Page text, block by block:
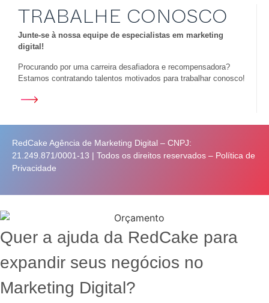
TRABALHE CONOSCO
Junte-se à nossa equipe de especialistas em marketing
digital!
Procurando por uma carreira desafiadora e recompensadora?
Estamos contratando talentos motivados para trabalhar conosco!
RedCake Agência de Marketing Digital – CNPJ:
21.249.871/0001-13 | Todos os direitos reservados – Política de
Privacidade
Quer a ajuda da RedCake para
expandir seus negócios no
Marketing Digital?